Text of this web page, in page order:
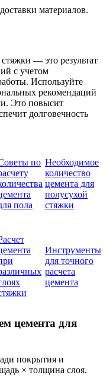
материалов.
— это результат
с учетом
Используйте
рекомендаций
Это повысит
долговечность
по
пола
Необходимое
количество
цемента для
полусухой
стяжки
Инструменты
для точного
расчета
цемента
цемента для
покрытия и
× толщина слоя.